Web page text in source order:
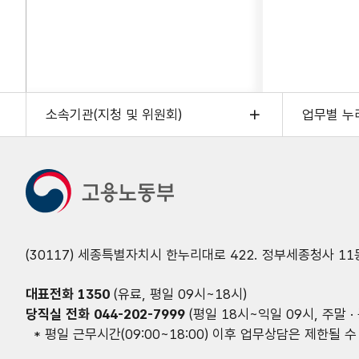
소속기관(지청 및 위원회) 업무별 누
(30117) 세종특별자치시 한누리대로 422. 정부세종청사 11
대표전화 1350 (유료, 평일 09시~18시)
당직실 전화 044-202-7999 (평일 18시~익일 09시, 주말
* 평일 근무시간(09:00~18:00) 이후 업무상담은 제한될 수